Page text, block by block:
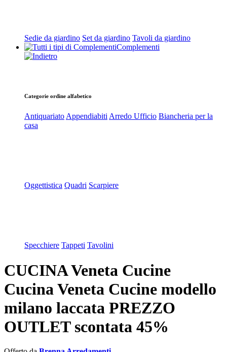
Sedie da giardino Set da giardino Tavoli da giardino
Complementi
Categorie ordine alfabetico
Antiquariato Appendiabiti Arredo Ufficio Biancheria per la
casa
Oggettistica Quadri Scarpiere
Specchiere Tappeti Tavolini
CUCINA Veneta Cucine
Cucina Veneta Cucine modello
milano laccata PREZZO
OUTLET scontata 45%